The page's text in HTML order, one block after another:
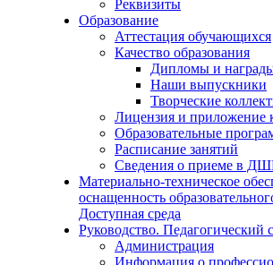
Реквизиты
Образование
Аттестация обучающихся
Качество образования
Дипломы и
Наши выпускники
Творческие
Лицензия и приложение
Образовательные
Расписание занятий
Сведения о приеме в
Материально-техническое
оснащенность
Доступная среда
Руководство. Педагогический
Администрация
Информация о